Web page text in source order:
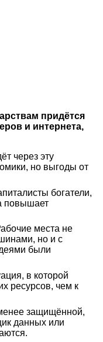
придётся
и интернета,
через эту
но выгоды от
богатели,
повышает
места не
но и с
были
в которой
ресурсов, чем к
защищённой,
данных или